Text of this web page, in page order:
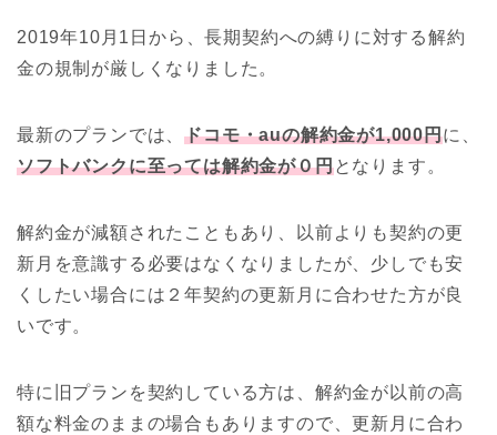
2019年10月1日から、長期契約への縛りに対する解約
金の規制が厳しくなりました。
最新のプランでは、ドコモ・auの解約金が1,000円に、
ソフトバンクに至っては解約金が０円となります。
解約金が減額されたこともあり、以前よりも契約の更
新月を意識する必要はなくなりましたが、少しでも安
くしたい場合には２年契約の更新月に合わせた方が良
いです。
特に旧プランを契約している方は、解約金が以前の高
額な料金のままの場合もありますので、更新月に合わ